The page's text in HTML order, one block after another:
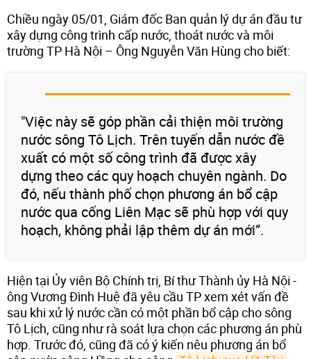
Chiều ngày 05/01, Giám đốc Ban quản lý dự án đầu tư
xây dựng công trình cấp nước, thoát nước và môi
trường TP Hà Nội – Ông Nguyễn Văn Hùng cho biết:
"Việc này sẽ góp phần cải thiện môi trường
nước sông Tô Lịch. Trên tuyến dẫn nước đề
xuất có một số công trình đã được xây
dựng theo các quy hoạch chuyên ngành. Do
đó, nếu thành phố chọn phương án bổ cập
nước qua cống Liên Mạc sẽ phù hợp với quy
hoạch, không phải lập thêm dự án mới”.
Hiện tại Ủy viên Bộ Chính trị, Bí thư Thành ủy Hà Nội -
ông Vương Đình Huệ đã yêu cầu TP xem xét vấn đề
sau khi xử lý nước cần có một phần bổ cập cho sông
Tô Lịch, cũng như rà soát lựa chọn các phương án phù
hợp. Trước đó, cũng đã có ý kiến nêu phương án bổ